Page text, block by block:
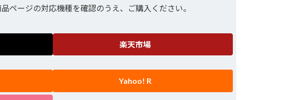
ページの対応機種を確認のうえ、ご購入ください。
楽天市場
Yahoo! R